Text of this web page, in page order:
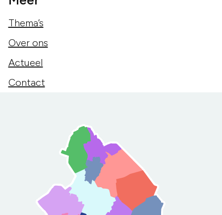
Thema’s
Over ons
Actueel
Contact